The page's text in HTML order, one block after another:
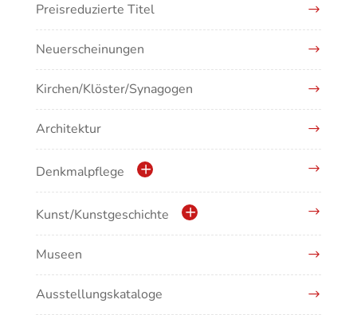
Preisreduzierte Titel
Neuerscheinungen
Kirchen/Klöster/Synagogen
Architektur
Denkmalpflege
Kulturdenkmale in Baden-Württemberg
Kunst/Kunstgeschichte
Antike/Mittelalter
Renaissance/Barock/19. Jahrhundert
Museen
Ausstellungskataloge